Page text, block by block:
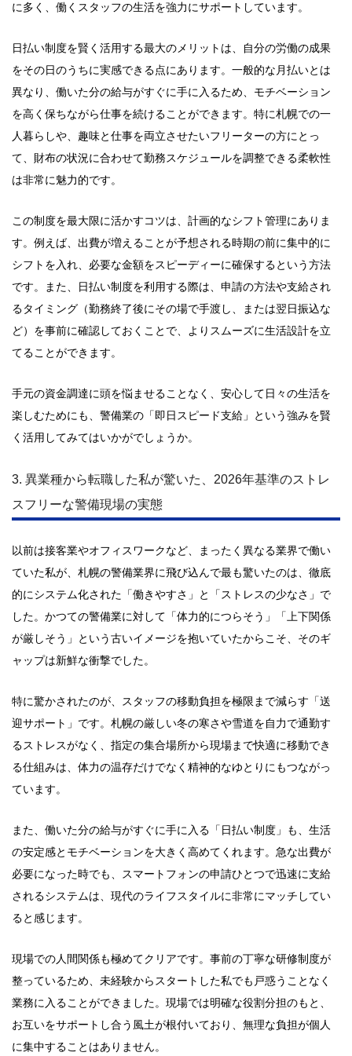
に多く、働くスタッフの生活を強力にサポートしています。
日払い制度を賢く活用する最大のメリットは、自分の労働の成果
をその日のうちに実感できる点にあります。一般的な月払いとは
異なり、働いた分の給与がすぐに手に入るため、モチベーション
を高く保ちながら仕事を続けることができます。特に札幌での一
人暮らしや、趣味と仕事を両立させたいフリーターの方にとっ
て、財布の状況に合わせて勤務スケジュールを調整できる柔軟性
は非常に魅力的です。
この制度を最大限に活かすコツは、計画的なシフト管理にありま
す。例えば、出費が増えることが予想される時期の前に集中的に
シフトを入れ、必要な金額をスピーディーに確保するという方法
です。また、日払い制度を利用する際は、申請の方法や支給され
るタイミング（勤務終了後にその場で手渡し、または翌日振込な
ど）を事前に確認しておくことで、よりスムーズに生活設計を立
てることができます。
手元の資金調達に頭を悩ませることなく、安心して日々の生活を
楽しむためにも、警備業の「即日スピード支給」という強みを賢
く活用してみてはいかがでしょうか。
3. 異業種から転職した私が驚いた、2026年基準のストレ
スフリーな警備現場の実態
以前は接客業やオフィスワークなど、まったく異なる業界で働い
ていた私が、札幌の警備業界に飛び込んで最も驚いたのは、徹底
的にシステム化された「働きやすさ」と「ストレスの少なさ」で
した。かつての警備業に対して「体力的につらそう」「上下関係
が厳しそう」という古いイメージを抱いていたからこそ、そのギ
ャップは新鮮な衝撃でした。
特に驚かされたのが、スタッフの移動負担を極限まで減らす「送
迎サポート」です。札幌の厳しい冬の寒さや雪道を自力で通勤す
るストレスがなく、指定の集合場所から現場まで快適に移動でき
る仕組みは、体力の温存だけでなく精神的なゆとりにもつながっ
ています。
また、働いた分の給与がすぐに手に入る「日払い制度」も、生活
の安定感とモチベーションを大きく高めてくれます。急な出費が
必要になった時でも、スマートフォンの申請ひとつで迅速に支給
されるシステムは、現代のライフスタイルに非常にマッチしてい
ると感じます。
現場での人間関係も極めてクリアです。事前の丁寧な研修制度が
整っているため、未経験からスタートした私でも戸惑うことなく
業務に入ることができました。現場では明確な役割分担のもと、
お互いをサポートし合う風土が根付いており、無理な負担が個人
に集中することはありません。